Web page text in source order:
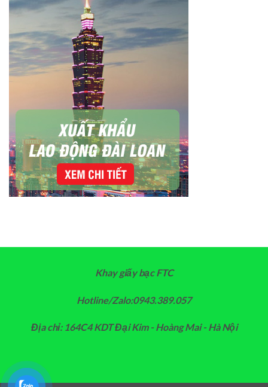
Khay giấy bạc FTC
Hotline/Zalo:0943.389.057
Địa chỉ: 164C4 KDT Đại Kim - Hoàng Mai - Hà Nội